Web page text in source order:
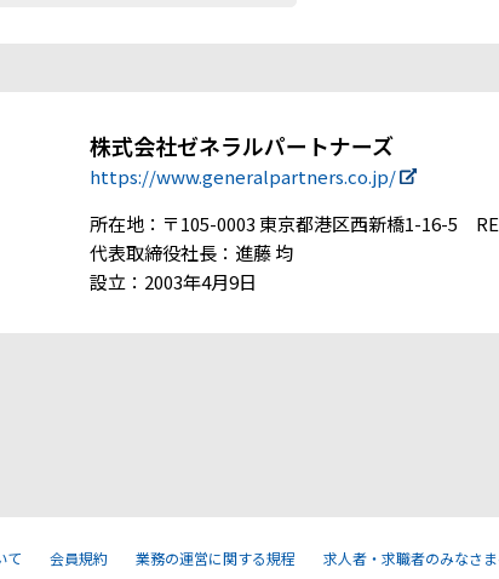
株式会社ゼネラルパートナーズ
https://www.generalpartners.co.jp/
所在地：〒105-0003 東京都港区西新橋1-16-5
代表取締役社長：進藤 均
設立：2003年4月9日
て 会員規約 業務の運営に関する規程 求人者・求職者のみなさ